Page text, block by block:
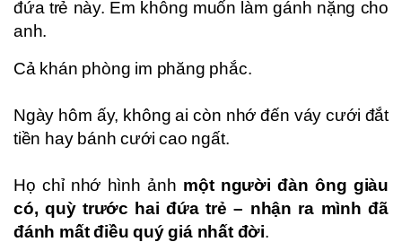
đứa trẻ này. Em không muốn làm gánh nặng cho
anh.
Cả khán phòng im phăng phắc.
Ngày hôm ấy, không ai còn nhớ đến váy cưới đắt
tiền hay bánh cưới cao ngất.
Họ chỉ nhớ hình ảnh một người đàn ông giàu
có, quỳ trước hai đứa trẻ – nhận ra mình đã
đánh mất điều quý giá nhất đời.